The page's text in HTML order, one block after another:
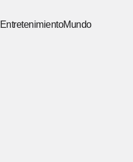
EntretenimientoMundo